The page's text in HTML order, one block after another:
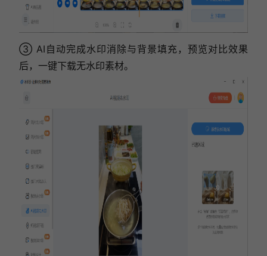
③ AI自动完成水印消除与背景填充，预览对比效果
后，一键下载无水印素材。